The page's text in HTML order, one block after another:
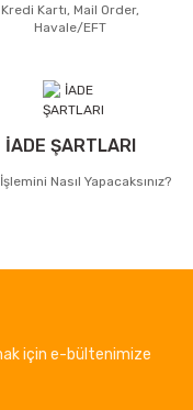
Kredi Kartı, Mail Order,
Havale/EFT
İADE ŞARTLARI
Nasıl Yapacaksınız?
için e-bültenimize